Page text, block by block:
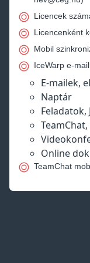
Licencek
Licencenként
Mobil
IceWarp e-
E-mailek,
Naptár
Feladatok,
Online
TeamChat